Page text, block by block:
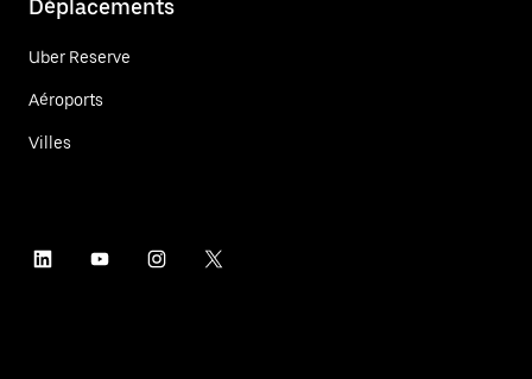
Déplacements
Uber Reserve
Aéroports
Villes